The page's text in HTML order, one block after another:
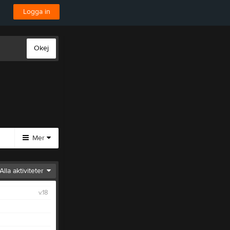
Logga in
Okej
Mer
Alla aktiviteter
v.18